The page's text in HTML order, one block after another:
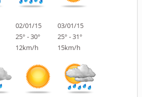
02/01/15
25° - 30°
12km/h
03/01/15
25° - 31°
15km/h